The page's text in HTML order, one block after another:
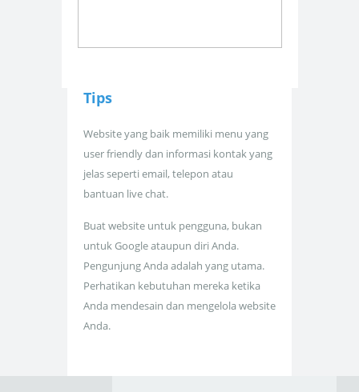
Tips
Website yang baik memiliki menu yang
user friendly dan informasi kontak yang
jelas seperti email, telepon atau
bantuan live chat.
Buat website untuk pengguna, bukan
untuk Google ataupun diri Anda.
Pengunjung Anda adalah yang utama.
Perhatikan kebutuhan mereka ketika
Anda mendesain dan mengelola website
Anda.